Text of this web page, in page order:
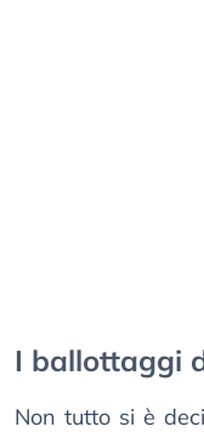
I ballottaggi
Non tutto si è